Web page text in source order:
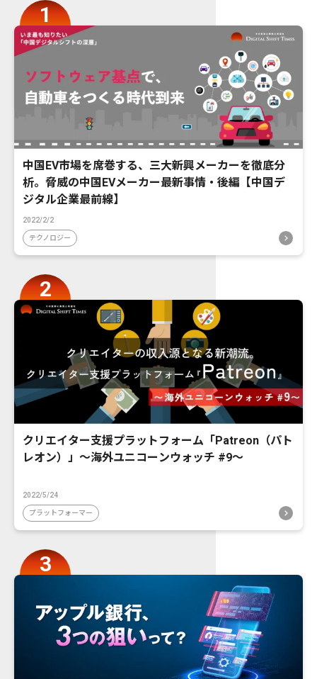
中国EV市場を席巻する、三大新興メーカーを徹底分
析。脅威の中国EVメーカー最新事情・後編【中国デ
ジタル企業最前線】
2022/2/2
テクノロジー
クリエイター支援プラットフォーム「Patreon（パト
レオン）」〜海外ユニコーンウォッチ #9〜
2022/5/24
プラットフォーマー